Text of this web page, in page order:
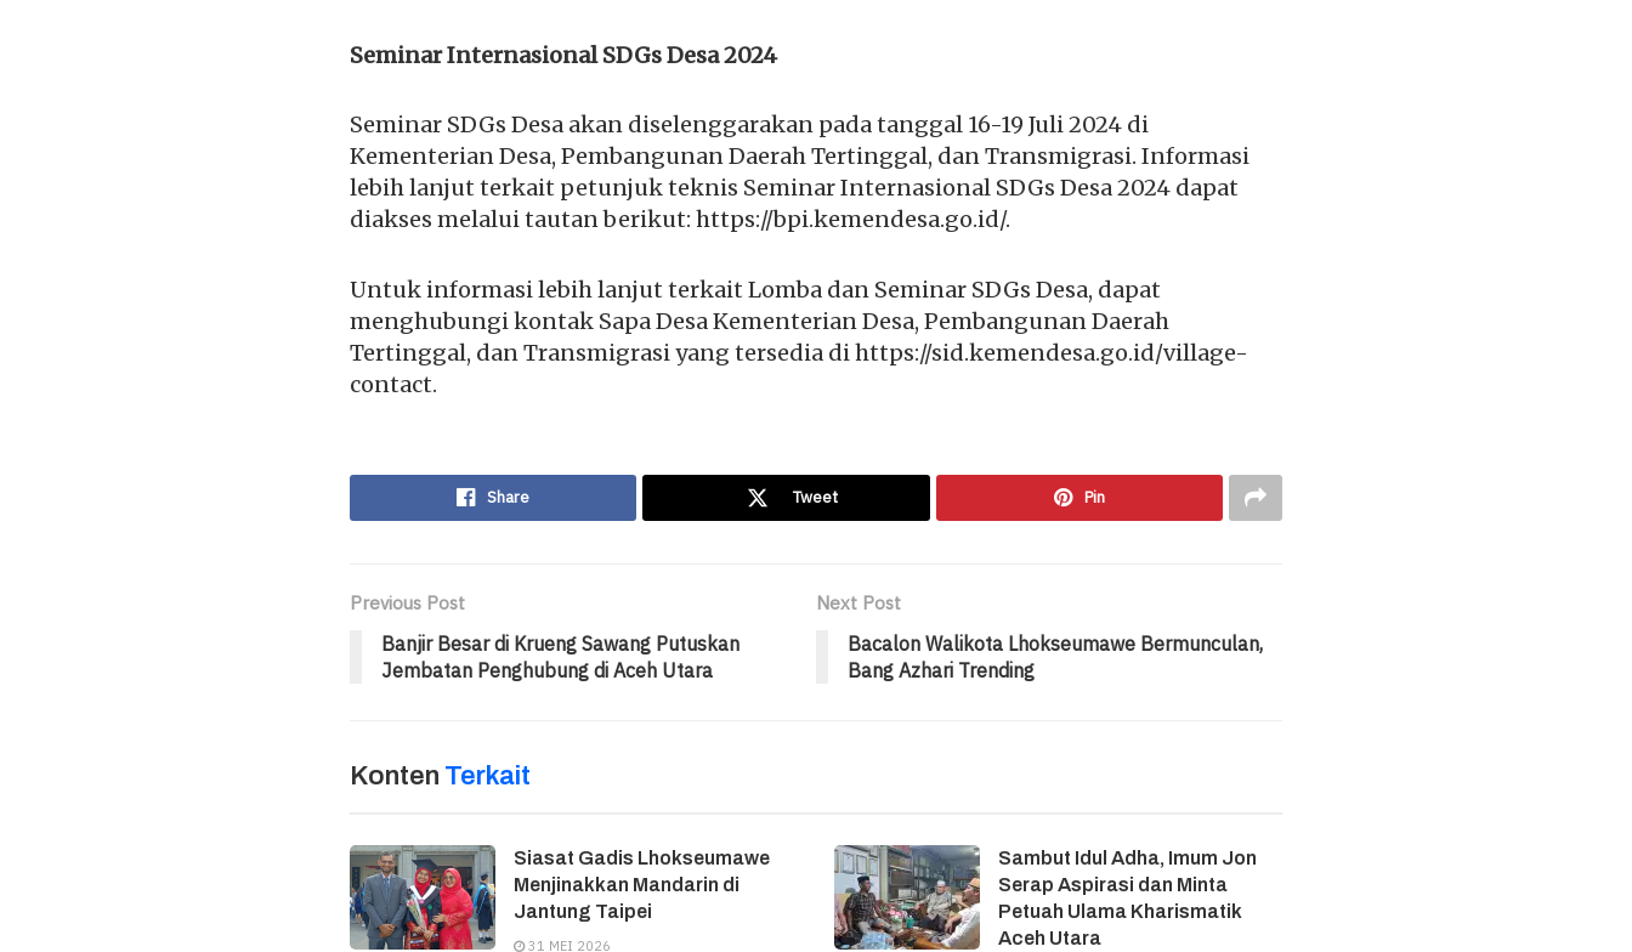
Seminar Internasional SDGs Desa 2024
Seminar SDGs Desa akan diselenggarakan pada tanggal 16-19 Juli 2024 di
Kementerian Desa, Pembangunan Daerah Tertinggal, dan Transmigrasi. Informasi
lebih lanjut terkait petunjuk teknis Seminar Internasional SDGs Desa 2024 dapat
diakses melalui tautan berikut: https://bpi.kemendesa.go.id/.
Untuk informasi lebih lanjut terkait Lomba dan Seminar SDGs Desa, dapat
menghubungi kontak Sapa Desa Kementerian Desa, Pembangunan Daerah
Tertinggal, dan Transmigrasi yang tersedia di https://sid.kemendesa.go.id/village-
contact.
Share Tweet Pin
Previous Post
Banjir Besar di Krueng Sawang Putuskan
Jembatan Penghubung di Aceh Utara
Next Post
Bacalon Walikota Lhokseumawe Bermunculan,
Bang Azhari Trending
Konten Terkait
Siasat Gadis Lhokseumawe
Menjinakkan Mandarin di
Jantung Taipei
31 MEI 2026
Sambut Idul Adha, Imum Jon
Serap Aspirasi dan Minta
Petuah Ulama Kharismatik
Aceh Utara